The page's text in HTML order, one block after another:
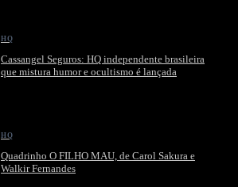
HQ
Cassangel Seguros: HQ independente brasileira
que mistura humor e ocultismo é lançada
HQ
Quadrinho O FILHO MAU, de Carol Sakura e
Walkir Fernandes